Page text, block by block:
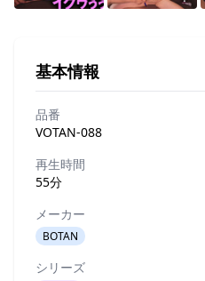
基本情報
品番
VOTAN-088
再生時間
55分
メーカー
BOTAN
シリーズ